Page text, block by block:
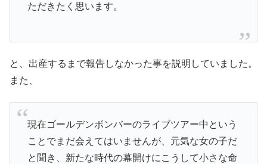
ただきたく思います。
と、出産するまで報告しなかった事を説明していました。
また、
現在ゴールデンボンバーのライブツアー中という
ことでまだ会えてはいませんが、元気な女の子だ
と聞き、新たな時代の幕開けにこうして小さな命